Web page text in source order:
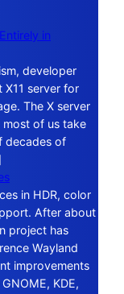
in
developer
X11 server for
The X server
of us take
decades of
in HDR, color
After about
project has
Wayland
improvements
KDE,